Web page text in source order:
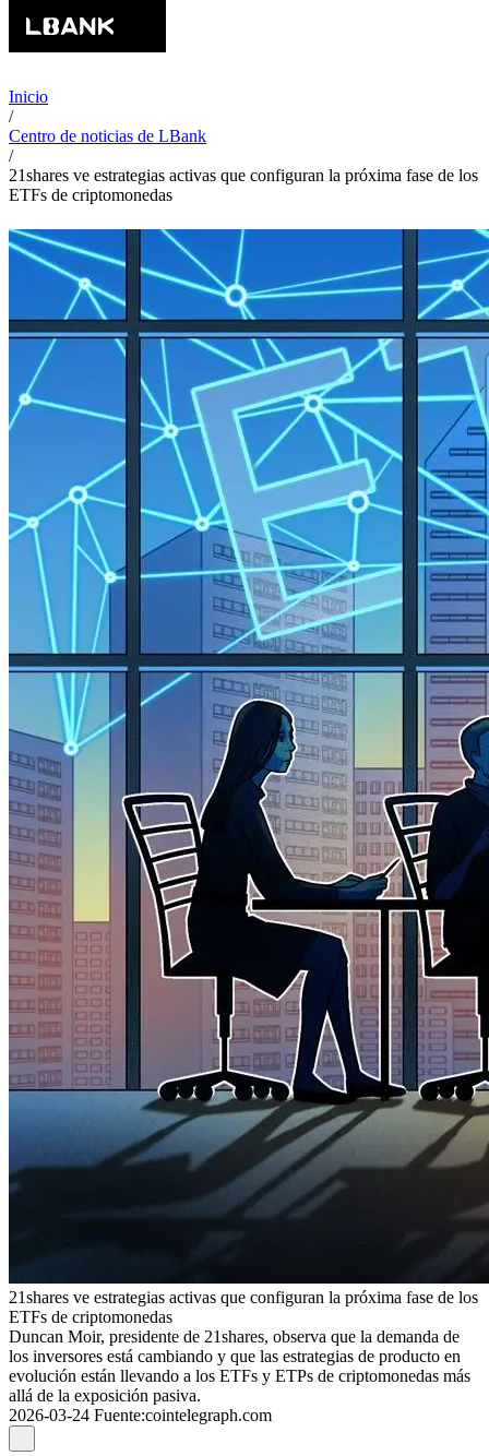
Inicio
/
Centro de noticias de LBank
/
21shares ve estrategias activas que configuran la próxima fase de los
ETFs de criptomonedas
21shares ve estrategias activas que configuran la próxima fase de los
ETFs de criptomonedas
Duncan Moir, presidente de 21shares, observa que la demanda de
los inversores está cambiando y que las estrategias de producto en
evolución están llevando a los ETFs y ETPs de criptomonedas más
allá de la exposición pasiva.
2026-03-24 Fuente:cointelegraph.com